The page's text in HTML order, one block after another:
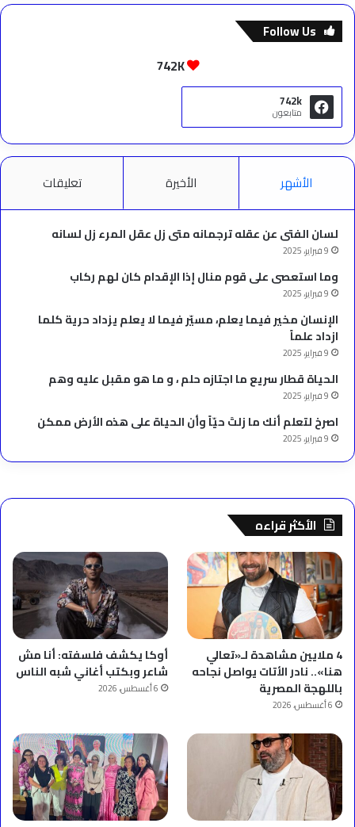
Follow Us
742K
742k
متابعون
الأشهر الأخيرة تعليقات
لسان الفتى عن عقله ترجمانه متى زل عقل المرء زل لسانه
9 فبراير، 2025
وما استعصى على قوم منال إذا الإقدام كان لهم ركاب
9 فبراير، 2025
الإنسان مخير فيما يعلم، مسيّر فيما لا يعلم يزداد حرية كلما
ازداد علماً
9 فبراير، 2025
الحياة قطار سريع ما اجتازه حلم ، و ما هو مقبل عليه وهم
9 فبراير، 2025
‫اصرخ لتعلم أنك ما زلتَ حيّاً وأن الحياة على هذه الأرض ممكن
9 فبراير، 2025
الأكثر قراءه
4 ملايين مشاهدة لـ«تعالي
هنا».. نادر الأتات يواصل نجاحه
باللهجة المصرية
6 أغسطس، 2026
أوكا يكشف فلسفته: أنا مش
شاعر وبكتب أغاني شبه الناس
6 أغسطس، 2026